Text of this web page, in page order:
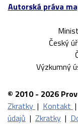
Autorská práva
Český
Výzkumný
© 2010 - 2026
Zkratky | Kontakt |
údajů | Zkratky |